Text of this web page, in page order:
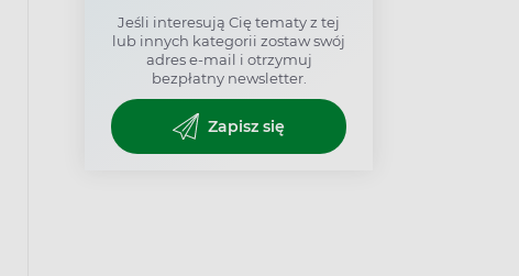
Jeśli interesują Cię tematy z tej
lub innych kategorii zostaw swój
adres e-mail i otrzymuj
bezpłatny newsletter.
Zapisz się